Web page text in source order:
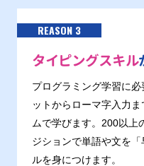
REASON 3
タイピングスキル
プログラミング学習に
ットからローマ字入力
ムで学びます。200以上
ジションで単語や文を
ルを身につけます。